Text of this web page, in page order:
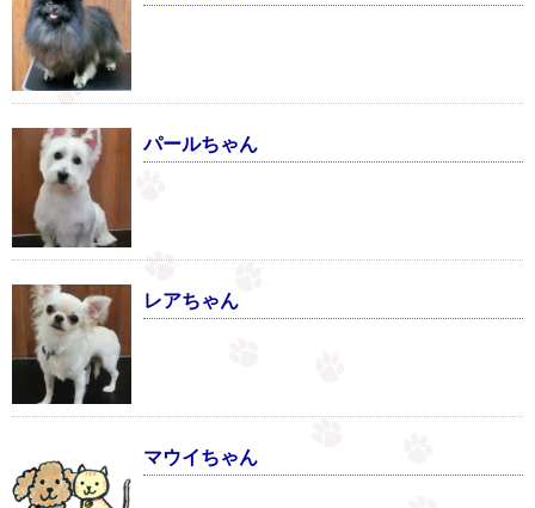
パールちゃん
レアちゃん
マウイちゃん